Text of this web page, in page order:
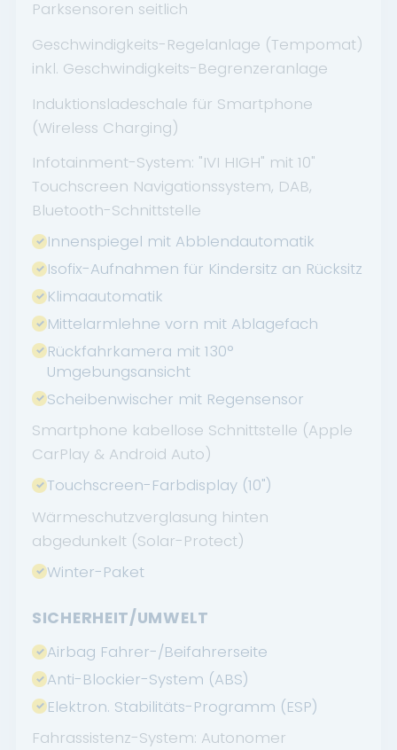
Parksensoren seitlich
Geschwindigkeits-Regelanlage (Tempomat)
inkl. Geschwindigkeits-Begrenzeranlage
Induktionsladeschale für Smartphone
(Wireless Charging)
Infotainment-System: "IVI HIGH" mit 10"
Touchscreen Navigationssystem, DAB,
Bluetooth-Schnittstelle
Innenspiegel mit Abblendautomatik
Isofix-Aufnahmen für Kindersitz an Rücksitz
Klimaautomatik
Mittelarmlehne vorn mit Ablagefach
Rückfahrkamera mit 130°
Umgebungsansicht
Scheibenwischer mit Regensensor
Smartphone kabellose Schnittstelle (Apple
CarPlay & Android Auto)
Touchscreen-Farbdisplay (10")
Wärmeschutzverglasung hinten
abgedunkelt (Solar-Protect)
Winter-Paket
SICHERHEIT/UMWELT
Airbag Fahrer-/Beifahrerseite
Anti-Blockier-System (ABS)
Elektron. Stabilitäts-Programm (ESP)
Fahrassistenz-System: Autonomer